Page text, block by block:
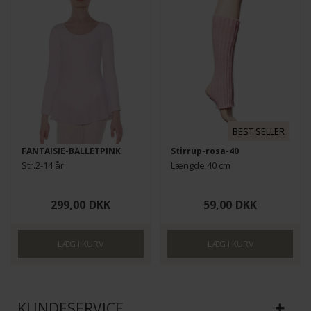
FANTAISIE-BALLETPINK
Str.2-14 år
299,00 DKK
BEST SELLER
Stirrup-rosa-40
Længde 40 cm
59,00 DKK